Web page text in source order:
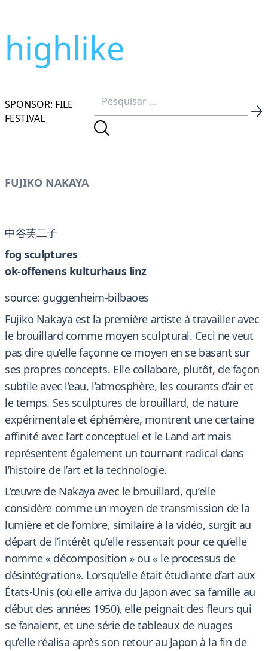
highlike
SPONSOR: FILE
FESTIVAL
FUJIKO NAKAYA
中谷芙二子
fog sculptures
ok-offenens kulturhaus linz
source: guggenheim-bilbaoes
Fujiko Nakaya est la première artiste à travailler avec
le brouillard comme moyen sculptural. Ceci ne veut
pas dire qu’elle façonne ce moyen en se basant sur
ses propres concepts. Elle collabore, plutôt, de façon
subtile avec l’eau, l’atmosphère, les courants d’air et
le temps. Ses sculptures de brouillard, de nature
expérimentale et éphémère, montrent une certaine
affinité avec l’art conceptuel et le Land art mais
représentent également un tournant radical dans
l’histoire de l’art et la technologie.
L’œuvre de Nakaya avec le brouillard, qu’elle
considère comme un moyen de transmission de la
lumière et de l’ombre, similaire à la vidéo, surgit au
départ de l’intérêt qu’elle ressentait pour ce qu’elle
nomme « décomposition » ou « le processus de
désintégration». Lorsqu’elle était étudiante d’art aux
États-Unis (où elle arriva du Japon avec sa famille au
début des années 1950), elle peignait des fleurs qui
se fanaient, et une série de tableaux de nuages
qu’elle réalisa après son retour au Japon à la fin de